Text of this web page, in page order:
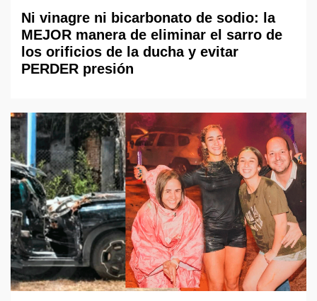
Ni vinagre ni bicarbonato de sodio: la
MEJOR manera de eliminar el sarro de
los orificios de la ducha y evitar
PERDER presión